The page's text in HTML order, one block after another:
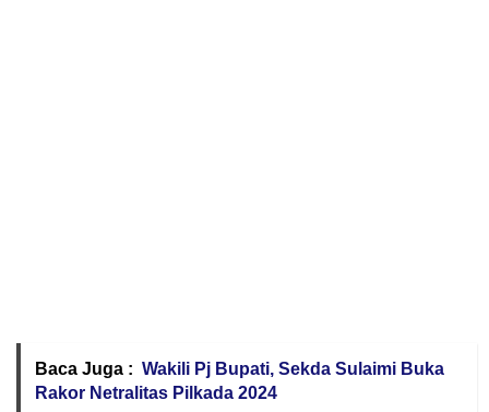
Baca Juga : Wakili Pj Bupati, Sekda Sulaimi Buka
Rakor Netralitas Pilkada 2024